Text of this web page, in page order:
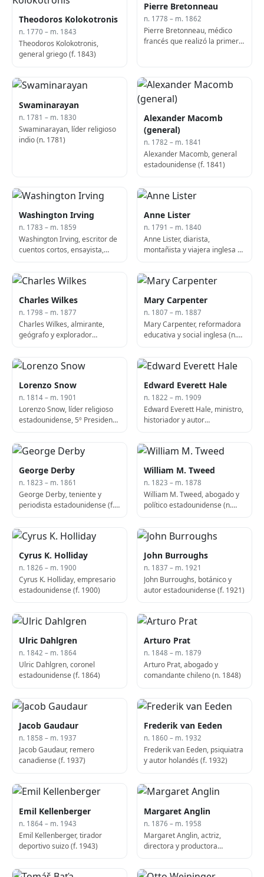
Theodoros Kolokotronis
n. 1770 – m. 1843
Theodoros Kolokotronis,
general griego (f. 1843)
Pierre Bretonneau
n. 1778 – m. 1862
Pierre Bretonneau, médico
francés que realizó la primera
Swaminarayan
n. 1781 – m. 1830
Swaminarayan, líder religioso
indio (n. 1781)
Alexander Macomb
(general)
n. 1782 – m. 1841
Alexander Macomb, general
estadounidense (f. 1841)
Washington Irving
n. 1783 – m. 1859
Washington Irving, escritor de
cuentos cortos, ensayista,
Anne Lister
n. 1791 – m. 1840
Anne Lister, diarista,
montañista y viajera inglesa (f.
Charles Wilkes
n. 1798 – m. 1877
Charles Wilkes, almirante,
geógrafo y explorador
Mary Carpenter
n. 1807 – m. 1887
Mary Carpenter, reformadora
educativa y social inglesa (n.
Lorenzo Snow
n. 1814 – m. 1901
Lorenzo Snow, líder religioso
estadounidense, 5º Presidente
(n. 1814)
Edward Everett Hale
n. 1822 – m. 1909
Edward Everett Hale, ministro,
historiador y autor
George Derby
n. 1823 – m. 1861
George Derby, teniente y
periodista estadounidense (f.
William M. Tweed
n. 1823 – m. 1878
William M. Tweed, abogado y
político estadounidense (n.
Cyrus K. Holliday
n. 1826 – m. 1900
Cyrus K. Holliday, empresario
estadounidense (f. 1900)
John Burroughs
n. 1837 – m. 1921
John Burroughs, botánico y
autor estadounidense (f. 1921)
Ulric Dahlgren
n. 1842 – m. 1864
Ulric Dahlgren, coronel
estadounidense (f. 1864)
Arturo Prat
n. 1848 – m. 1879
Arturo Prat, abogado y
comandante chileno (n. 1848)
Jacob Gaudaur
n. 1858 – m. 1937
Jacob Gaudaur, remero
canadiense (f. 1937)
Frederik van Eeden
n. 1860 – m. 1932
Frederik van Eeden, psiquiatra
y autor holandés (f. 1932)
Emil Kellenberger
n. 1864 – m. 1943
Emil Kellenberger, tirador
deportivo suizo (f. 1943)
Margaret Anglin
n. 1876 – m. 1958
Margaret Anglin, actriz,
directora y productora